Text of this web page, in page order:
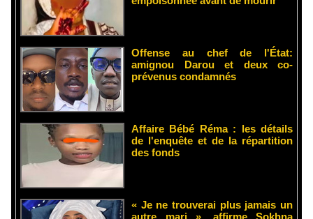
Offense au chef de l'État:
amignou Darou et deux co-
prévenus condamnés
Affaire Bébé Réma : les détails
de l'enquête et de la répartition
des fonds
« Je ne trouverai plus jamais un
autre mari », affirme Sokhna